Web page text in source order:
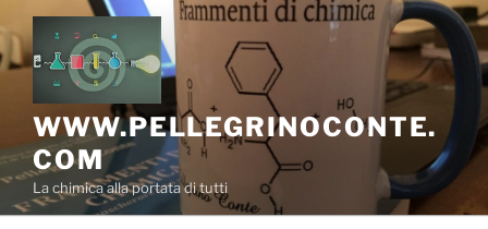
Salta
al
contenuto
WWW.PELLEGRINOCONTE.
COM
La chimica alla portata di tutti